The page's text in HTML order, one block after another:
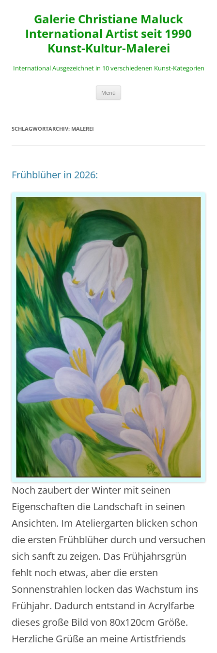
springenGalerie Christiane Maluck
International Artist seit 1990
Kunst-Kultur-Malerei
International Ausgezeichnet in 10 verschiedenen Kunst-Kategorien
Menü
SCHLAGWORTARCHIV: MALEREI
Frühblüher in 2026:
Noch zaubert der Winter mit seinen
Eigenschaften die Landschaft in seinen
Ansichten. Im Ateliergarten blicken schon
die ersten Frühblüher durch und versuchen
sich sanft zu zeigen. Das Frühjahrsgrün
fehlt noch etwas, aber die ersten
Sonnenstrahlen locken das Wachstum ins
Frühjahr. Dadurch entstand in Acrylfarbe
dieses große Bild von 80x120cm Größe.
Herzliche Grüße an meine Artistfriends